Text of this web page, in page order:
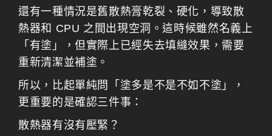
還有一種情況是舊散熱膏乾裂、硬化，導致散
熱器和 CPU 之間出現空洞。這時候雖然名義上
「有塗」，但實際上已經失去填縫效果，需要
重新清潔並補塗。
所以，比起單純問「塗多是不是不如不塗」，
更重要的是確認三件事：
散熱器有沒有壓緊？